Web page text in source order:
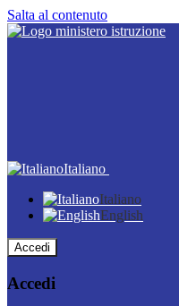
Salta al contenuto
Italiano
Italiano
English
Accedi
Accedi